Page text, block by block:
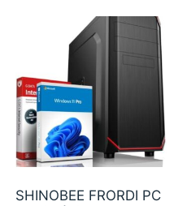
SHINOBEE FRORDI PC